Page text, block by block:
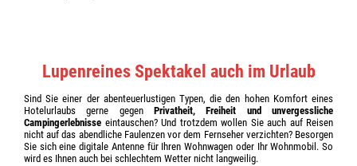
Lupenreines Spektakel auch im Urlaub
Sind Sie einer der abenteuerlustigen Typen, die den hohen Komfort eines
Hotelurlaubs gerne gegen Privatheit, Freiheit und unvergessliche
Campingerlebnisse eintauschen? Und trotzdem wollen Sie auch auf Reisen
nicht auf das abendliche Faulenzen vor dem Fernseher verzichten? Besorgen
Sie sich eine digitale Antenne für Ihren Wohnwagen oder Ihr Wohnmobil. So
wird es Ihnen auch bei schlechtem Wetter nicht langweilig.